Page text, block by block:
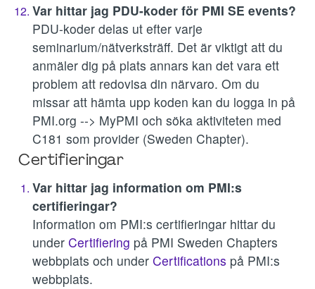
Var hittar jag PDU-koder för PMI SE events?
PDU-koder delas ut efter varje
seminarium/nätverksträff. Det är viktigt att du
anmäler dig på plats annars kan det vara ett
problem att redovisa din närvaro. Om du
missar att hämta upp koden kan du logga in på
PMI.org --> MyPMI och söka aktiviteten med
C181 som provider (Sweden Chapter).
Certifieringar
Var hittar jag information om PMI:s
certifieringar?
Information om PMI:s certifieringar hittar du
under Certifiering på PMI Sweden Chapters
webbplats och under Certifications på PMI:s
webbplats.